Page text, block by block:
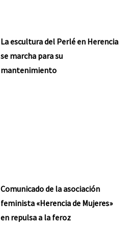
La escultura del Perlé en Herencia
se marcha para su
mantenimiento
Comunicado de la asociación
feminista «Herencia de Mujeres»
en repulsa a la feroz